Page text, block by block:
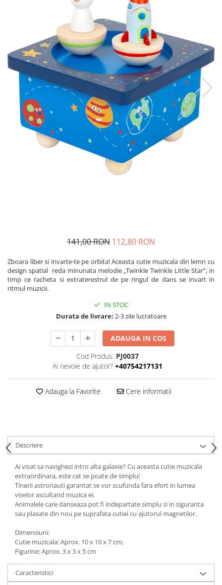
Produse pentru casa
Idei pentru casa
Prosoape bucatarie
141,00 RON 112,80 RON
Zboara liber si invarte-te pe orbita! Aceasta cutie muzicala din lemn cu
design spatial reda minunata melodie „Twinkle Twinkle Little Star”, in
timp ce racheta si extraterestrul de pe ringul de dans se invart in
ritmul muzicii.
IN STOC
Durata de livrare: 2-3 zile lucratoare
ADAUGA IN COS
Cod Produs: PJ0037
Ai nevoie de ajutor? +40754217131
Adauga la Favorite Cere informatii
Descriere
Ai visat sa navighezi intro alta galaxie? Cu aceasta cutie muzicala
extraordinara, este cat se poate de simplu!
Tinerii astronauti garantat se vor scufunda fara efort in lumea
viselor ascultand muzica ei.
Animalele care danseaza pot fi indepartate simplu si in siguranta
sau plasate din nou pe suprafata cutiei cu ajutorul magnetilor.
Dimensiuni:
Cutie muzicala: Aprox. 10 x 10 x 7 cm;
Figurine: Aprox. 3 x 3 x 5 cm
Caracteristici